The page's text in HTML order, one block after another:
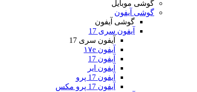
گوشی موبایل
گوشی آیفون
گوشی آیفون
آیفون سری 17
آیفون سری 17
آیفون ۱۷e
آیفون 17
آیفون ایر
آیفون 17 پرو
آیفون 17 پرو مکس